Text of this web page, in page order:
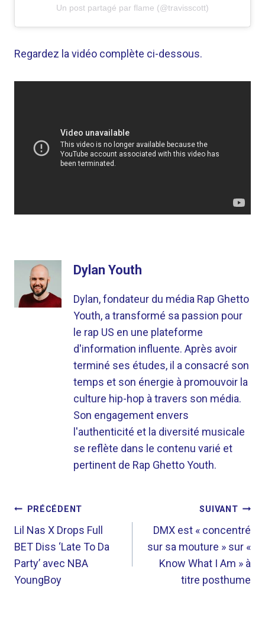
Un post partagé par flame (@travisscott)
Regardez la vidéo complète ci-dessous.
Dylan Youth
Dylan, fondateur du média Rap Ghetto
Youth, a transformé sa passion pour
le rap US en une plateforme
d'information influente. Après avoir
terminé ses études, il a consacré son
temps et son énergie à promouvoir la
culture hip-hop à travers son média.
Son engagement envers
l'authenticité et la diversité musicale
se reflète dans le contenu varié et
pertinent de Rap Ghetto Youth.
NAVIGATION
DE
L’ARTICLE
PRÉCÉDENT
Lil Nas X Drops Full
BET Diss ‘Late To Da
Party’ avec NBA
YoungBoy
SUIVANT
DMX est « concentré
sur sa mouture » sur «
Know What I Am » à
titre posthume